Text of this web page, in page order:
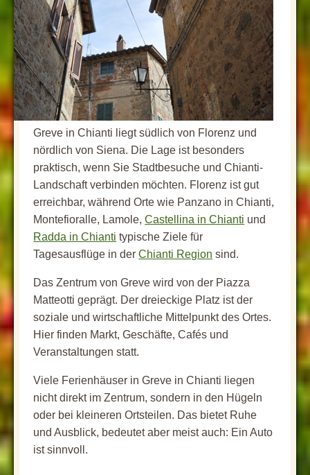
Greve in Chianti liegt südlich von Florenz und
nördlich von Siena. Die Lage ist besonders
praktisch, wenn Sie Stadtbesuche und Chianti-
Landschaft verbinden möchten. Florenz ist gut
erreichbar, während Orte wie Panzano in Chianti,
Montefioralle, Lamole,Castellina in Chianti und
Radda in Chianti typische Ziele für
Tagesausflüge in derChianti Region sind.
Das Zentrum von Greve wird von der Piazza
Matteotti geprägt. Der dreieckige Platz ist der
soziale und wirtschaftliche Mittelpunkt des Ortes.
Hier finden Markt, Geschäfte, Cafés und
Veranstaltungen statt.
Viele Ferienhäuser in Greve in Chianti liegen
nicht direkt im Zentrum, sondern in den Hügeln
oder bei kleineren Ortsteilen. Das bietet Ruhe
und Ausblick, bedeutet aber meist auch: Ein Auto
ist sinnvoll.